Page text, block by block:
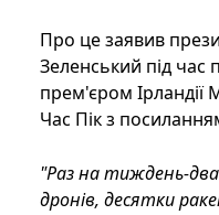
Про це заявив
Зеленський під час
прем'єром Ірландії
Час Пік з
"Раз на тиждень-два
дронів, десятки